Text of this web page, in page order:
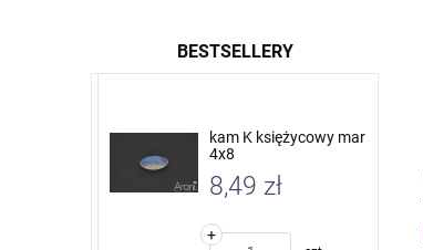
BESTSELLERY
kam K księżycowy mar
4x8
8,49 zł
+